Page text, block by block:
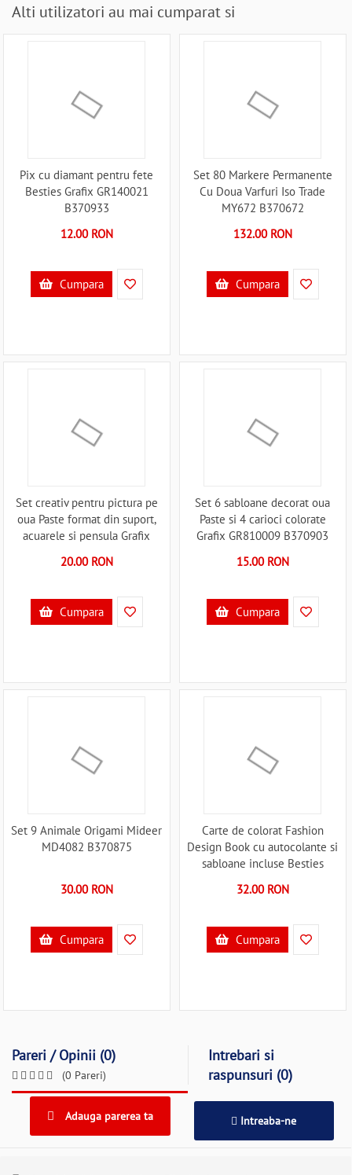
Alti utilizatori au mai cumparat si
Pix cu diamant pentru fete
Besties Grafix GR140021
B370933
12.00 RON
Cumpara
Set 80 Markere Permanente
Cu Doua Varfuri Iso Trade
MY672 B370672
132.00 RON
Cumpara
Set creativ pentru pictura pe
oua Paste format din suport,
acuarele si pensula Grafix
20.00 RON
Cumpara
Set 6 sabloane decorat oua
Paste si 4 carioci colorate
Grafix GR810009 B370903
15.00 RON
Cumpara
Set 9 Animale Origami Mideer
MD4082 B370875
30.00 RON
Cumpara
Carte de colorat Fashion
Design Book cu autocolante si
sabloane incluse Besties
32.00 RON
Cumpara
Pareri / Opinii (0)
(0 Pareri)
Intrebari si
raspunsuri (0)
Adauga parerea ta Intreaba-ne